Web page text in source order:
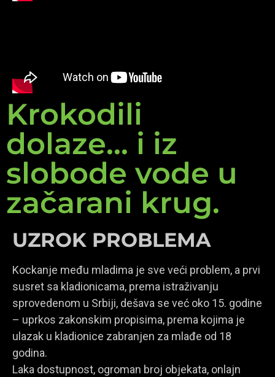
Krokodili
dolaze... i iz
slobode vode u
začarani krug.
UZROK PROBLEMA
Kockanje među mladima je sve veći problem, a prvi
susret sa kladionicama, prema istraživanju
sprovedenom u Srbiji, dešava se već oko 15. godine
– uprkos zakonskim propisima, prema kojima je
ulazak u kladionice zabranjen za mlađe od 18
godina.
Laka dostupnost, ogroman broj objekata, onlajn